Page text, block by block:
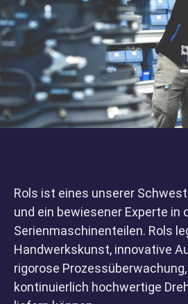
Home
Rols ist eines unserer
und ein bewiesener Experte in
Serienmaschinenteilen. Rols
Handwerkskunst, innovative
rigorose
kontinuierlich hochwertige